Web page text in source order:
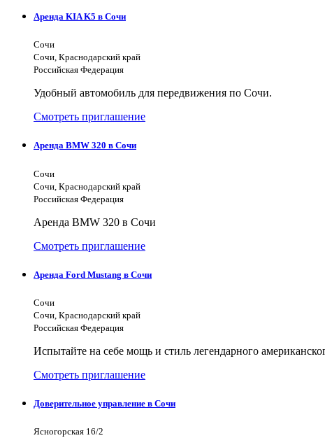
Аренда KIA K5 в Сочи
Сочи
Сочи, Краснодарский край
Российская Федерация
Удобный автомобиль для передвижения по Сочи.
Смотреть приглашение
Аренда BMW 320 в Сочи
Сочи
Сочи, Краснодарский край
Российская Федерация
Аренда BMW 320 в Сочи
Смотреть приглашение
Аренда Ford Mustang в Сочи
Сочи
Сочи, Краснодарский край
Российская Федерация
Испытайте на себе мощь и стиль легендарного
Смотреть приглашение
Доверительное управление в Сочи
Ясногорская 16/2